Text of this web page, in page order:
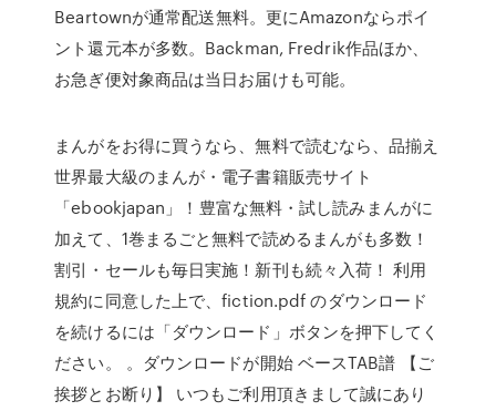
Beartownが通常配送無料。更にAmazonならポイ
ント還元本が多数。Backman, Fredrik作品ほか、
お急ぎ便対象商品は当日お届けも可能。
まんがをお得に買うなら、無料で読むなら、品揃え
世界最大級のまんが・電子書籍販売サイト
「ebookjapan」！豊富な無料・試し読みまんがに
加えて、1巻まるごと無料で読めるまんがも多数！
割引・セールも毎日実施！新刊も続々入荷！ 利用
規約に同意した上で、fiction.pdf のダウンロード
を続けるには「ダウンロード」ボタンを押下してく
ださい。 。ダウンロードが開始 ベースTAB譜 【ご
挨拶とお断り】 いつもご利用頂きまして誠にあり